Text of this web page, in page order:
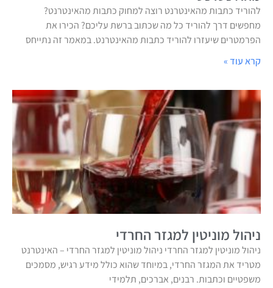
להוריד כתבות מהאינטרנט רוצה למחוק כתבות מהאינטרנט?
מחפשים דרך להוריד כל מה שכתוב ברשת עליכם? הכירו את
הפרמטרים שיעזרו להוריד כתבות מהאינטרנט. במאמר זה נתייחס
קרא עוד »
ניהול מוניטין למגזר החרדי
ניהול מוניטין למגזר החרדי ניהול מוניטין למגזר החרדי – האינטרנט
מטריד את המגזר החרדי, במיוחד שהוא כולל מידע רגיש, מסמכים
משפטיים וכתבות. רבנים, אברכים, תלמידי